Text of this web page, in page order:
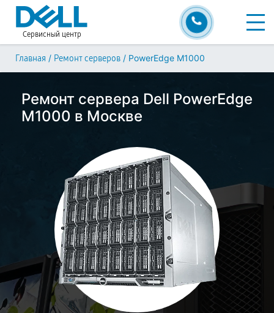
Сервисный центр
Главная / Ремонт серверов / PowerEdge M1000
Ремонт сервера Dell PowerEdge
M1000 в Москве